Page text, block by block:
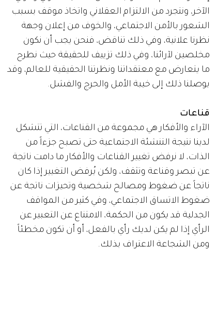
الآخر، ونتجرد من الالتزام العقلاني واتخاذ موقف بسبب
الشعور بالأمن الاجتماعي، والخوف من إعلان وجهة
نظرنا علانية، وفي ذلك تناقض، فنحن يجب أن نكون
مخلصين لآرائنا، وفي ذلك تزييف للحقيقة حيث نطرح
ما يتعارض مع معتقداتنا ونظرتنا الحقيقية للعالم، وقد
يوصلنا ذلك إلى خيبة الأمل والحرج والفشل.
قناعات
الآراء والأفكار هي مجموعة من القناعات، التي تتشكل
لدينا نتيجة التنشئة الاجتماعية حتى تصبح جزءاً من
الذات، لا نرفض تغيير القناعات والأفكار ما دامت ناتجة
عن تبصر وقناعة وتثقف، ولكن يُرفض التغيير إذا كان
ناتجاً عن ضغوط ومصالح شخصية وتحيزات ناتجة عن
ضغوط الاتساق الاجتماعي، وفي كثير من المواقف
الجدلية قد يكون من الحكمة، الامتناع عن التعبير عن
الرأي إذا لم يكن لديك رأي بالفعل، أو أن تكون مخطئاً
ومن الشجاعة الاعتراف بذلك.